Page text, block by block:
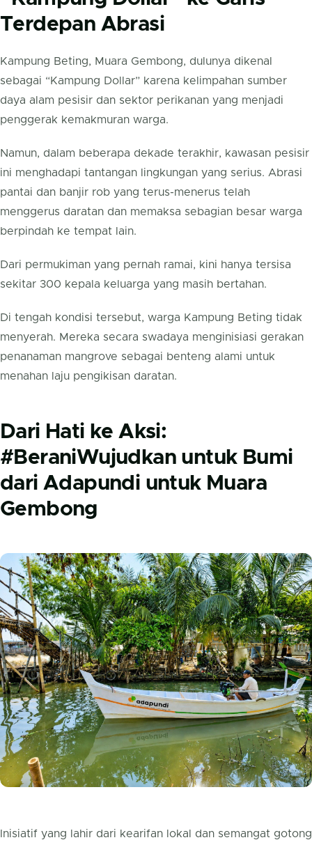
Terdepan Abrasi
Kampung Beting, Muara Gembong, dulunya dikenal
sebagai “Kampung Dollar” karena kelimpahan sumber
daya alam pesisir dan sektor perikanan yang menjadi
penggerak kemakmuran warga.
Namun, dalam beberapa dekade terakhir, kawasan pesisir
ini menghadapi tantangan lingkungan yang serius. Abrasi
pantai dan banjir rob yang terus-menerus telah
menggerus daratan dan memaksa sebagian besar warga
berpindah ke tempat lain.
Dari permukiman yang pernah ramai, kini hanya tersisa
sekitar 300 kepala keluarga yang masih bertahan.
Di tengah kondisi tersebut, warga Kampung Beting tidak
menyerah. Mereka secara swadaya menginisiasi gerakan
penanaman mangrove sebagai benteng alami untuk
menahan laju pengikisan daratan.
Dari Hati ke Aksi:
#BeraniWujudkan untuk Bumi
dari Adapundi untuk Muara
Gembong
Inisiatif yang lahir dari kearifan lokal dan semangat gotong